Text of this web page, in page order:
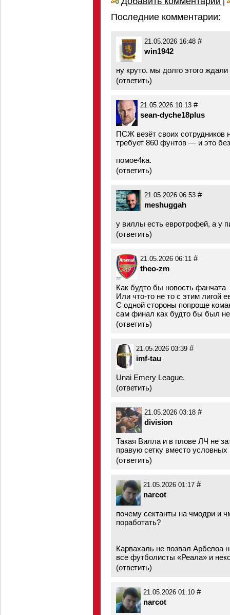
Последние комментарии:
21.05.2026 16:48 #
win1942
ну круто. мы долго этого ждали
(ответить)
21.05.2026 10:13 #
sean-dyche18plus
ПСЖ везёт своих сотрудников
требует 860 фунтов — и это
помое4ка.
(ответить)
21.05.2026 06:53 #
meshuggah
у виллы есть евротрофей, а у
(ответить)
21.05.2026 06:11 #
theo-zm
Как будто бы новость фанчата
Или что-то не то с этим лигой
С одной стороны попроще
сам финал как будто бы был
(ответить)
21.05.2026 03:39 #
imf-tau
Unai Emery League.
(ответить)
21.05.2026 03:18 #
division
Такая Вилла и в плове ЛЧ не
правую сетку вместо
(ответить)
21.05.2026 01:17 #
narcot
почему сектанты на чмодри и
поработать?
Карвахаль не позвал Арбелоа
все футболисты «Реала» и
(ответить)
21.05.2026 01:10 #
narcot